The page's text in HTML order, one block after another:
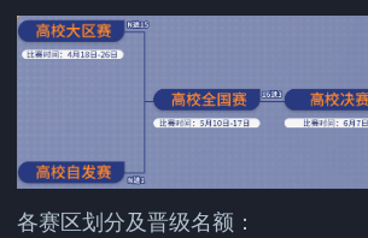
各赛区划分及晋级名额：